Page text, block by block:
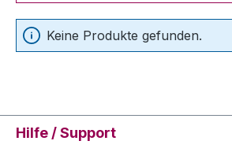
Keine Produkte gefunden.
Hilfe / Support